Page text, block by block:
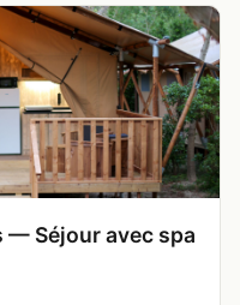
— Séjour avec spa